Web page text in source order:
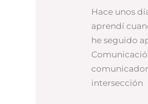
Hace unos
aprendí
he seguido
intersección
redes
sociales